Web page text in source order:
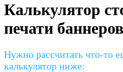
Калькулятор
печати баннеров
Нужно рассчитать что-то
калькулятор ниже: